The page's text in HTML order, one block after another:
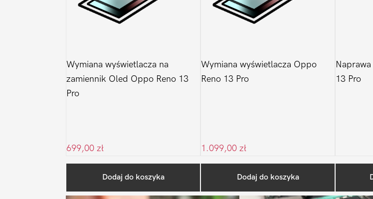
Wymiana wyświetlacza na
zamiennik Oled Oppo Reno 13
Pro
699,00 zł
Dodaj do koszyka
Wymiana wyświetlacza Oppo
Reno 13 Pro
1.099,00 zł
Dodaj do koszyka
13 Pro
Ostatnio na